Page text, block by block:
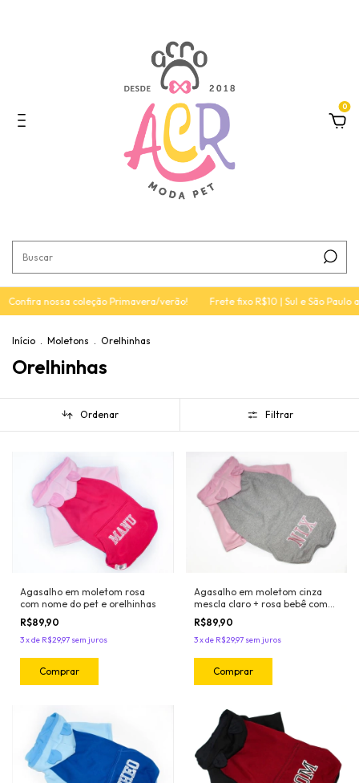
0
nossa coleção Primavera/verão! Frete fixo R$10 | Sul e São Paulo
Início . Moletons . Orelhinhas
Orelhinhas
Ordenar Filtrar
Agasalho em moletom rosa
com nome do pet e orelhinhas
R$89,90
3xde R$29,97 sem juros
Comprar
Agasalho em moletom cinza
mescla claro + rosa bebê com
nome do pet e orelhinhas
R$89,90
3xde R$29,97 sem juros
Comprar